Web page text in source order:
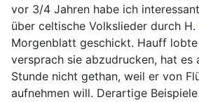
vor 3/4 Jahren habe ich
über celtische Volkslieder durch H.
Morgenblatt geschickt. Hauff lobte
versprach sie abzudrucken, hat es
Stunde nicht gethan, weil er von
aufnehmen will. Derartige